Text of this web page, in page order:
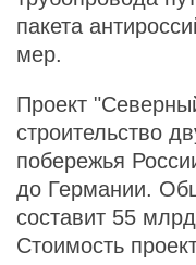
пакета
мер.
Проект
строительство
побережья
до Германии.
составит 55
Стоимость